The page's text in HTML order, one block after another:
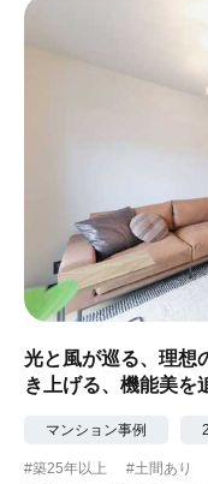
#自転車収納 #
#黒板 #無垢の
#ふたり暮らし
光と風が巡る、理想
き上げる、機能美を
マンション事例
#築25年以上 #土間あり